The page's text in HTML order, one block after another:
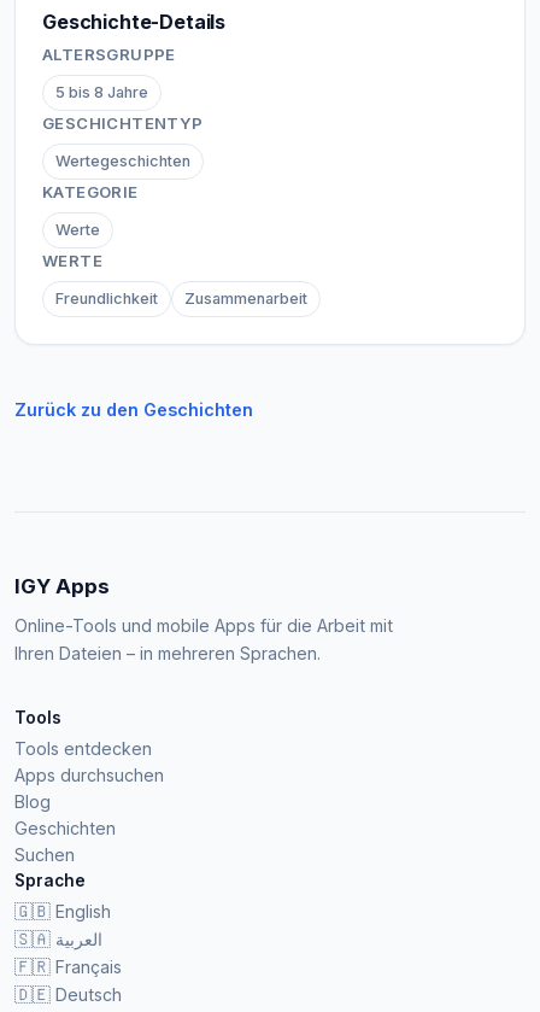
Geschichte-Details
ALTERSGRUPPE
5 bis 8 Jahre
GESCHICHTENTYP
Wertegeschichten
KATEGORIE
Werte
WERTE
Freundlichkeit Zusammenarbeit
Zurück zu den Geschichten
IGY Apps
Online-Tools und mobile Apps für die Arbeit mit
Ihren Dateien – in mehreren Sprachen.
Tools
Tools entdecken
Apps durchsuchen
Blog
Geschichten
Suchen
Sprache
🇬🇧 English
🇸🇦 العربية
🇫🇷 Français
🇩🇪 Deutsch